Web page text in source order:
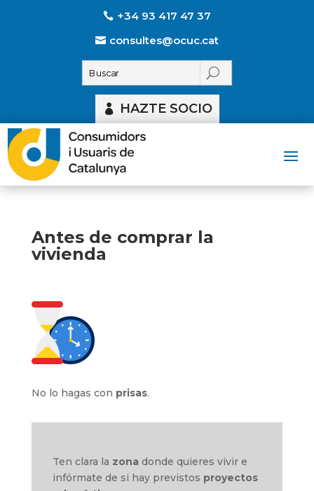
+34 93 417 47 37
consultes@ocuc.cat
HAZTE SOCIO
Antes de comprar la
vivienda
No lo hagas con prisas.
Ten clara la zonadonde quieres vivir e
infórmate de si hay previstos proyectos